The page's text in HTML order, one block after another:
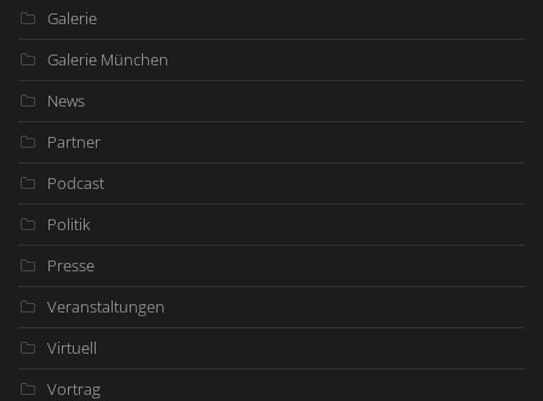
Galerie
Galerie München
News
Partner
Podcast
Politik
Presse
Veranstaltungen
Virtuell
Vortrag